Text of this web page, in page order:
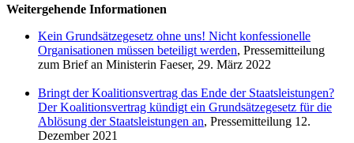
Weitergehende Informationen
Kein Grundsätzegesetz ohne uns! Nicht konfessionelle
Organisationen müssen beteiligt werden, Pressemitteilung
zum Brief an Ministerin Faeser, 29. März 2022
Bringt der Koalitionsvertrag das Ende der Staatsleistungen?
Der Koalitionsvertrag kündigt ein Grundsätzegesetz für die
Ablösung der Staatsleistungen an, Pressemitteilung 12.
Dezember 2021